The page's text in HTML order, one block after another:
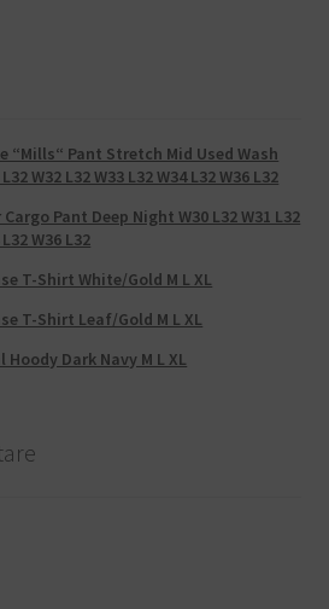
“Mills“ Pant Stretch Mid Used Wash
W32 L32 W33 L32 W34 L32 W36 L32
Pant Deep Night W30 L32 W31 L32
W36 L32
T-Shirt White/Gold M L XL
T-Shirt Leaf/Gold M L XL
Dark Navy M L XL